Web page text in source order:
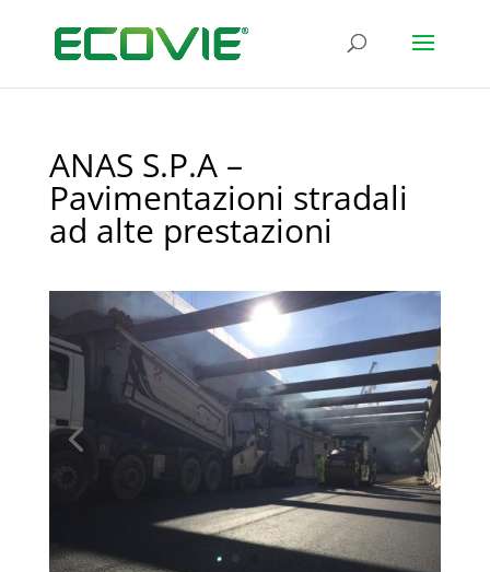
ANAS S.P.A –
Pavimentazioni stradali
ad alte prestazioni